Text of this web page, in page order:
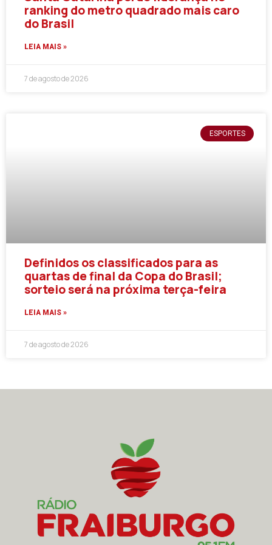
ranking do metro quadrado mais caro
do Brasil
LEIA MAIS »
7 de agosto de 2026
ESPORTES
Definidos os classificados para as
quartas de final da Copa do Brasil;
sorteio será na próxima terça-feira
LEIA MAIS »
7 de agosto de 2026